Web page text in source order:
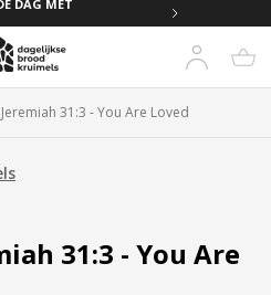
MET
OVERDENKING 📖
31:3 - You Are Loved
31:3 - You Are